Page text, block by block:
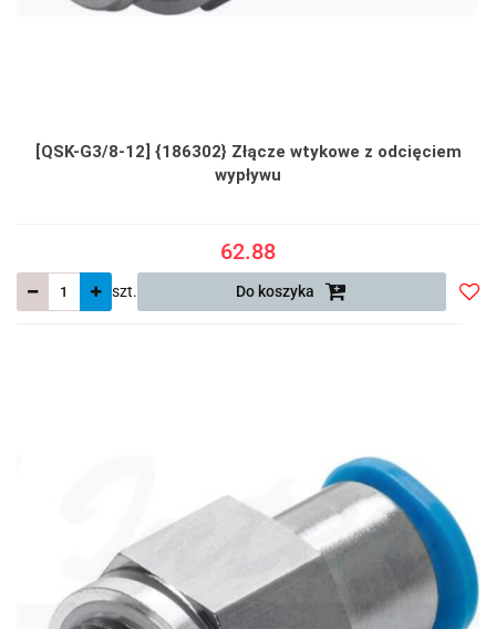
[QSK-G3/8-12] {186302} Złącze wtykowe z odcięciem
wypływu
62.88
szt. Do koszyka